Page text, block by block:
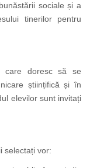
sociale și a
tinerilor pentru
care doresc să se
științifică și în
elevilor sunt invitați
selectați vor: